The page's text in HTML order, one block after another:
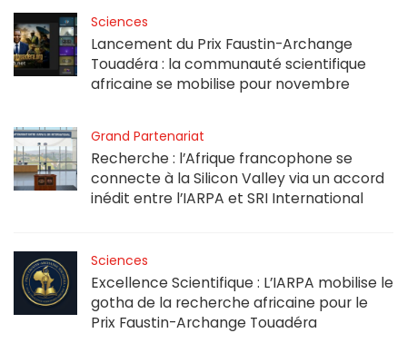
Sciences
Lancement du Prix Faustin-Archange
Touadéra : la communauté scientifique
africaine se mobilise pour novembre
Grand Partenariat
Recherche : l’Afrique francophone se
connecte à la Silicon Valley via un accord
inédit entre l’IARPA et SRI International
Sciences
Excellence Scientifique : L’IARPA mobilise le
gotha de la recherche africaine pour le
Prix Faustin-Archange Touadéra